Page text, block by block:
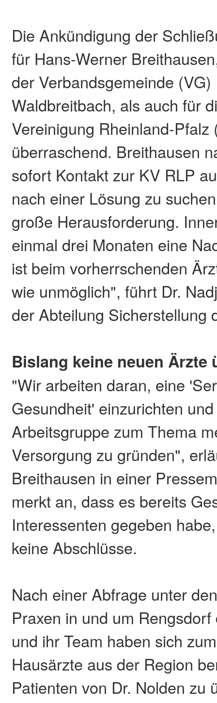
Die Ankündigung der
für Hans-Werner
der Verbandsgemeinde
Waldbreitbach, als auch für
Vereinigung Rheinland-Pfalz
überraschend. Breithausen
sofort Kontakt zur KV RLP
nach einer Lösung zu
große Herausforderung.
einmal drei Monaten eine
ist beim vorherrschenden
wie unmöglich", führt Dr.
der Abteilung Sicherstellung
Bislang keine neuen Ärzte
"Wir arbeiten daran, eine
Gesundheit' einzurichten
Arbeitsgruppe zum Thema
Versorgung zu gründen",
Breithausen in einer
merkt an, dass es bereits
Interessenten gegeben
keine Abschlüsse.
Nach einer Abfrage unter
Praxen in und um
und ihr Team haben sich
Hausärzte aus der Region
Patienten von Dr. Nolden zu